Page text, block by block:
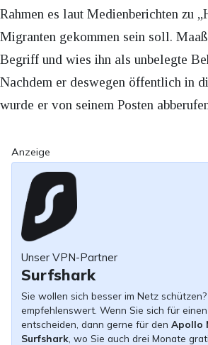
Rahmen es laut Medienberichten zu
Migranten gekommen sein soll.
Begriff und wies ihn als unbelegte
Nachdem er deswegen öffentlich in
wurde er von seinem Posten
Anzeige
Unser VPN-Partner
Surfshark
Sie wollen sich besser im Netz
empfehlenswert. Wenn Sie sich für
entscheiden, dann gerne für den Apollo
Surfshark, wo Sie auch drei Monate